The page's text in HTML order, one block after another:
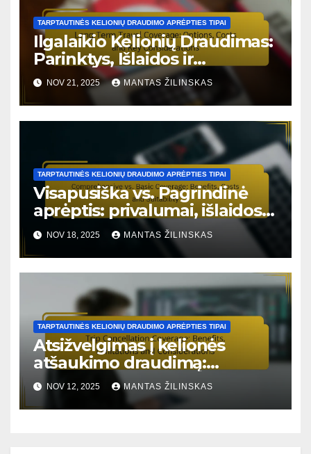
TARPTAUTINĖS KELIONIŲ DRAUDIMO APRĖPTIES TIPAI
Ilgalaikio Kelionių Draudimas:
Parinktys, Išlaidos ir
Svarbiausi Apsvarstymai
NOV 21, 2025 MANTAS ŽILINSKAS
TARPTAUTINĖS KELIONIŲ DRAUDIMO APRĖPTIES TIPAI
Visapusiška vs. Pagrindinė
aprėptis: privalumai, išlaidos ir
tinkamumas
NOV 18, 2025 MANTAS ŽILINSKAS
TARPTAUTINĖS KELIONIŲ DRAUDIMO APRĖPTIES TIPAI
Atsižvelgimas į kelionės
atšaukimo draudimą:
naudinga informacija,
apribojimai ir svarstymai
NOV 12, 2025 MANTAS ŽILINSKAS